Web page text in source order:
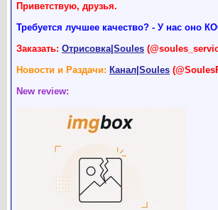
Приветствую, друзья.
Требуется лучшее качество? - У нас оно
Заказать: Отрисовка|Soules
Новости и Раздачи: Канал|Soules
New review: